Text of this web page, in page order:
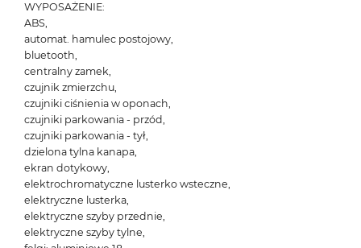
WYPOSAŻENIE:
ABS,
automat. hamulec postojowy,
bluetooth,
centralny zamek,
czujnik zmierzchu,
czujniki ciśnienia w oponach,
czujniki parkowania - przód,
czujniki parkowania - tył,
dzielona tylna kanapa,
ekran dotykowy,
elektrochromatyczne lusterko wsteczne,
elektryczne lusterka,
elektryczne szyby przednie,
elektryczne szyby tylne,